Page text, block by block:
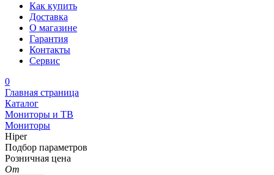
Как купить
Доставка
О магазине
Гарантия
Контакты
Сервис
0
Главная страница
Каталог
Мониторы и ТВ
Мониторы
Hiper
Подбор параметров
Розничная цена
От